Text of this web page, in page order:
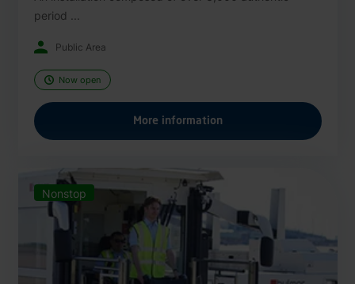
period ...
Public Area
Now open
More information
Nonstop